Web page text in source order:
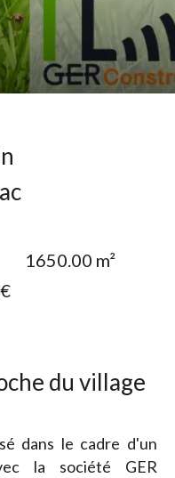
1650.00 m²
du village
dans le cadre d'un
la société GER